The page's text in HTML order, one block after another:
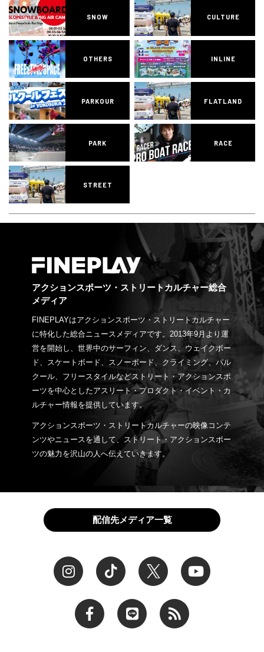
SNOW CULTURE
OTHERS INLINE
PARKOUR FLATLAND
PARK RACE
STREET
アクションスポーツ・ストリートカルチャー総合
メディア
FINEPLAYはアクションスポーツ・ストリートカルチャー
に特化した総合ニュースメディアです。2013年9月より運
営を開始し、世界中のサーフィン、ダンス、ウェイクボー
ド、スケートボード、スノーボード、クライミング、パル
クール、フリースタイルなどストリート・アクションスポ
ーツを中心としたアスリート・プロダクト・イベント・カ
ルチャー情報を提供しています。
アクションスポーツ・ストリートカルチャーの映像コンテ
ンツやニュースを通して、ストリート・アクションスポー
ツの魅力を沢山の人へ伝えていきます。
配信先メディア一覧